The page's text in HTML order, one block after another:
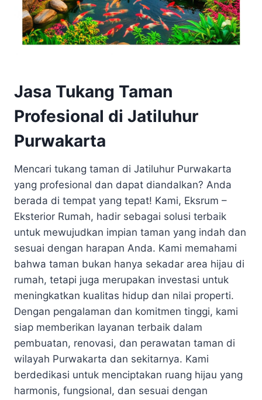
Jasa Tukang Taman
Profesional di Jatiluhur
Purwakarta
Mencari tukang taman di Jatiluhur Purwakarta
yang profesional dan dapat diandalkan? Anda
berada di tempat yang tepat! Kami, Eksrum –
Eksterior Rumah, hadir sebagai solusi terbaik
untuk mewujudkan impian taman yang indah dan
sesuai dengan harapan Anda. Kami memahami
bahwa taman bukan hanya sekadar area hijau di
rumah, tetapi juga merupakan investasi untuk
meningkatkan kualitas hidup dan nilai properti.
Dengan pengalaman dan komitmen tinggi, kami
siap memberikan layanan terbaik dalam
pembuatan, renovasi, dan perawatan taman di
wilayah Purwakarta dan sekitarnya. Kami
berdedikasi untuk menciptakan ruang hijau yang
harmonis, fungsional, dan sesuai dengan